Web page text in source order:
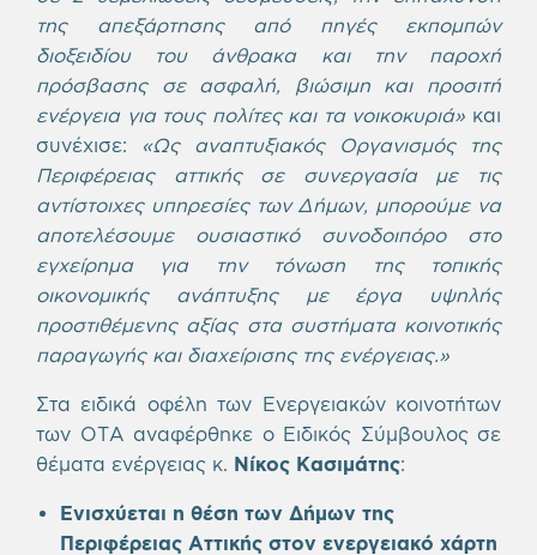
της απεξάρτησης από πηγές εκπομπών
διοξειδίου του άνθρακα και την παροχή
πρόσβασης σε ασφαλή, βιώσιμη και προσιτή
ενέργεια για τους πολίτες και τα νοικοκυριά» και
συνέχισε:
«Ως αναπτυξιακός Οργανισμός της
Περιφέρειας αττικής σε συνεργασία με τις
αντίστοιχες υπηρεσίες των Δήμων, μπορούμε να
αποτελέσουμε ουσιαστικό συνοδοιπόρο στο
εγχείρημα για την τόνωση της τοπικής
οικονομικής ανάπτυξης με έργα υψηλής
προστιθέμενης αξίας στα συστήματα κοινοτικής
παραγωγής και διαχείρισης της ενέργειας.»
Στα ειδικά οφέλη των Ενεργειακών κοινοτήτων
των ΟΤΑ αναφέρθηκε ο Ειδικός Σύμβουλος σε
θέματα ενέργειας κ. Νίκος Κασιμάτης:
Ενισχύεται η θέση των Δήμων της
Περιφέρειας Αττικής στον ενεργειακό χάρτη